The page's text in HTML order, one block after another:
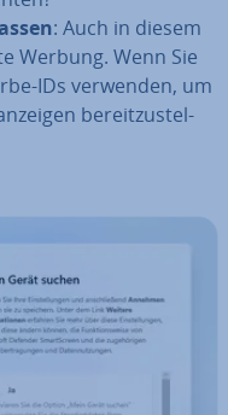
: Auch in diesem
Werbung. Wenn Sie
IDs verwenden, um
be­reit­zu­stel­